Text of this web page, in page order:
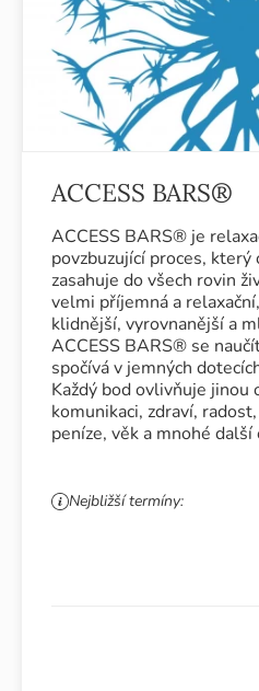
ACCESS BARS®
ACCESS BARS® je
povzbuzující proces,
zasahuje do všech rovin
velmi příjemná a
klidnější, vyrovnanější a
ACCESS BARS® se
spočívá v jemných
Každý bod ovlivňuje jinou
komunikaci, zdraví,
peníze, věk a mnohé
Nejbližší termíny: